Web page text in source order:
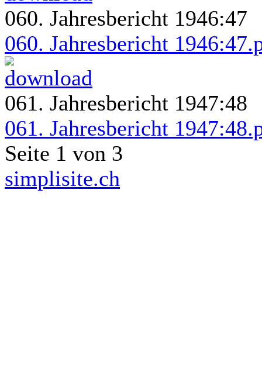
060. Jahresbericht 1946:47
060. Jahresbericht
061. Jahresbericht 1947:48
061. Jahresbericht
Seite 1 von 3
simplisite.ch